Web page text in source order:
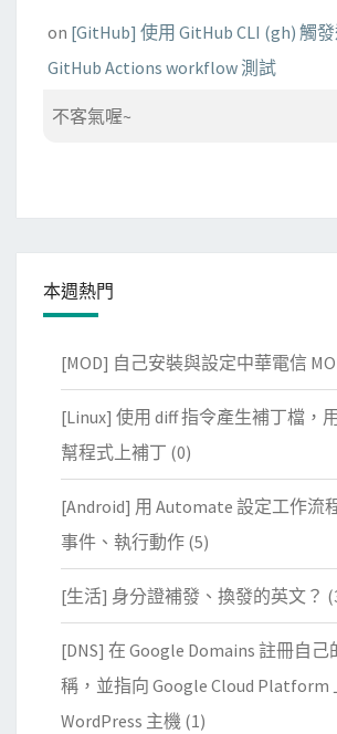
on [GitHub] 使用 GitHub CLI (gh) 觸
GitHub Actions workflow 測試
不客氣喔~
本週熱門
[MOD] 自己安裝與設定中華電信
[Linux] 使用 diff 指令產生補丁檔，
幫程式上補丁 (0)
[Android] 用 Automate 設定工作流
事件、執行動作 (5)
[生活] 身分證補發、換發的英文？
[DNS] 在 Google Domains 註冊自己
稱，並指向 Google Cloud Platform
WordPress 主機 (1)